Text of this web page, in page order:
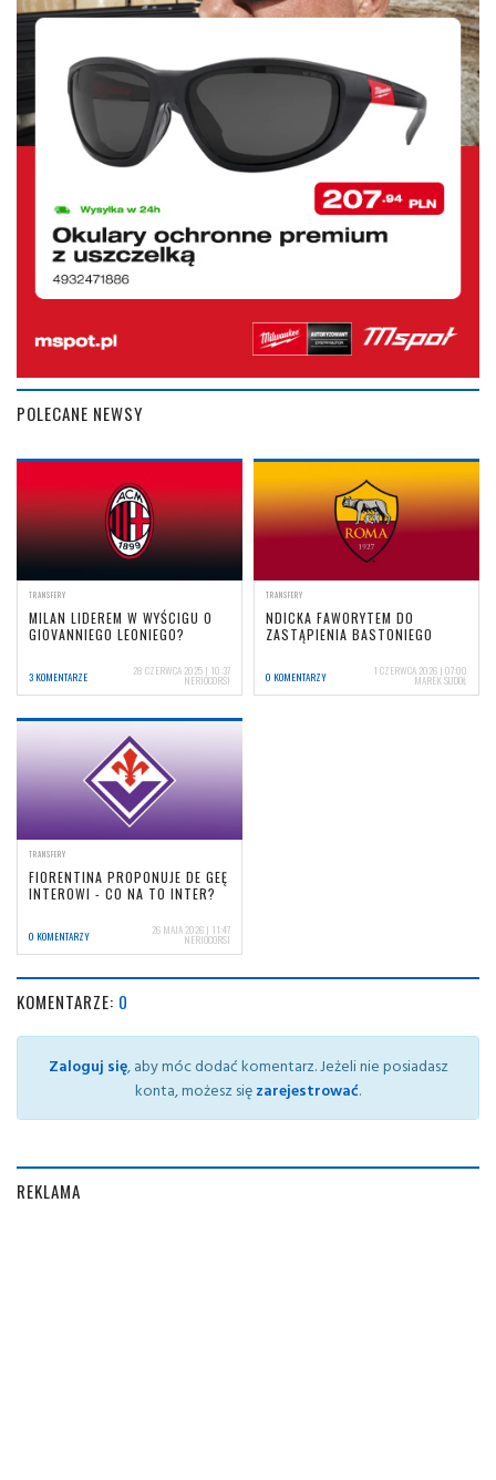
POLECANE NEWSY
TRANSFERY
MILAN LIDEREM W WYŚCIGU O
GIOVANNIEGO LEONIEGO?
3 KOMENTARZE 28 CZERWCA 2025 | 10:37
NERIOCORSI
TRANSFERY
NDICKA FAWORYTEM DO
ZASTĄPIENIA BASTONIEGO
0 KOMENTARZY 1 CZERWCA 2026 | 07:00
MAREK SUDOŁ
TRANSFERY
FIORENTINA PROPONUJE DE GEĘ
INTEROWI - CO NA TO INTER?
0 KOMENTARZY 26 MAJA 2026 | 11:47
NERIOCORSI
KOMENTARZE: 0
Zaloguj się, aby móc dodać komentarz. Jeżeli nie posiadasz
konta, możesz sięzarejestrować.
REKLAMA